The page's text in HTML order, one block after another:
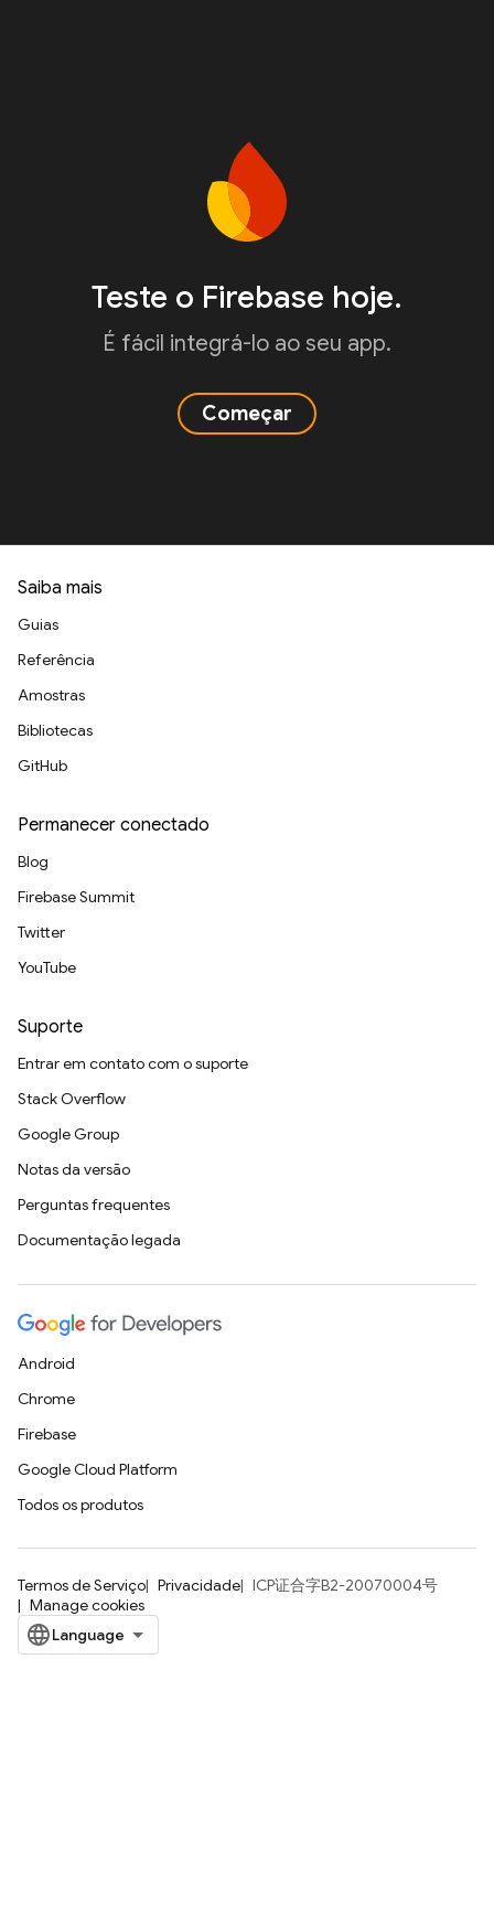
Teste o Firebase hoje.
É fácil integrá-lo ao seu app.
Começar
Saiba mais
Guias
Referência
Amostras
Bibliotecas
GitHub
Permanecer conectado
Blog
Firebase Summit
Twitter
YouTube
Suporte
Entrar em contato com o suporte
Stack Overflow
Google Group
Notas da versão
Perguntas frequentes
Documentação legada
Android
Chrome
Firebase
Google Cloud Platform
Todos os produtos
Termos de Serviço Privacidade
ICP证合字B2-20070004号
Manage cookies